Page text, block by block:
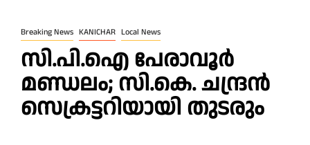
Breaking News KANICHAR Local News
സി.പി.ഐ പേരാവൂർ
മണ്ഡലം; സി.കെ. ചന്ദ്രൻ
സെക്രട്ടറിയായി തുടരും